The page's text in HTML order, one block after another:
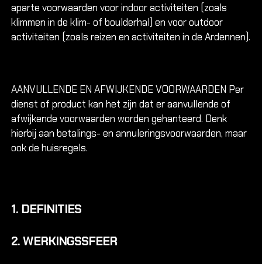
Single
Alle
Alle
Alle
aparte voorwaarden voor indoor activiteiten (zoals
klimmen in de klim- of boulderhal) en voor outdoor
activiteiten (zoals reizen en activiteiten in de Ardennen).
AANVULLENDE EN AFWIJKENDE VOORWAARDEN Per
dienst of product kan het zijn dat er aanvullende of
afwijkende voorwaarden worden gehanteerd. Denk
hierbij aan betalings- en annuleringsvoorwaarden, maar
ook de huisregels.
1. DEFINITIES
2. WERKINGSSFEER